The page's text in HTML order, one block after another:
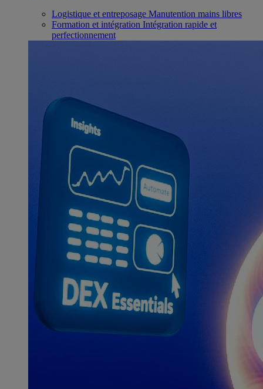
Logistique et entreposage Manutention mains libres
Formation et intégration Intégration rapide et
perfectionnement